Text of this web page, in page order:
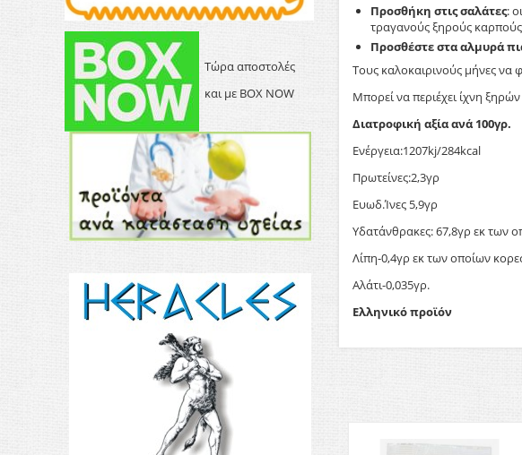
Τώρα αποστολές
και με BOX NOW
Προσθήκη στις σαλάτες:
τραγανούς ξηρούς
Προσθέστε στα αλμυρά
Τους καλοκαιρινούς μήνες να
Μπορεί να περιέχει ίχνη
Διατροφική αξία ανά 100γρ.
Ενέργεια:1207kj/284kcal
Πρωτείνες:2,3γρ
Ευωδ.Ίνες 5,9γρ
Υδατάνθρακες: 67,8γρ εκ των
Λίπη-0,4γρ εκ των οποίων
Αλάτι-0,035γρ.
Ελληνικό προϊόν